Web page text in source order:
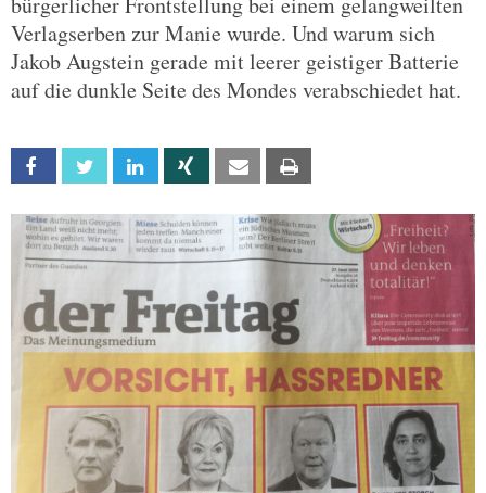
Verlagserben zur Manie wurde. Und warum sich
Jakob Augstein gerade mit leerer geistiger Batterie
auf die dunkle Seite des Mondes verabschiedet hat.
Facebook Twitter Linkedin Xing Email